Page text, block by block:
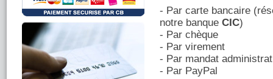
- Par carte bancaire
notre banque CIC)
- Par chèque
- Par virement
- Par mandat
- Par PayPal